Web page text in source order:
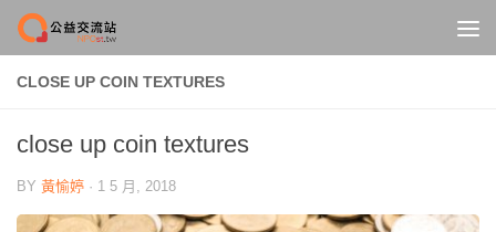
Skip to content
CLOSE UP COIN TEXTURES
close up coin textures
BY 黃愉婷 · 1 5 月, 2018